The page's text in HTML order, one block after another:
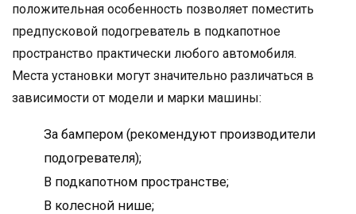
положительная особенность позволяет поместить
предпусковой подогреватель в подкапотное
пространство практически любого автомобиля.
Места установки могут значительно различаться в
зависимости от модели и марки машины:
За бампером (рекомендуют производители
подогревателя);
В подкапотном пространстве;
В колесной нише;